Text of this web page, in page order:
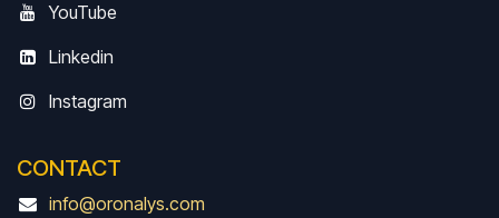
YouTube
Linkedin
Instagram
CONTACT
info@oronalys.com